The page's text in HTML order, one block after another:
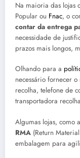
Na maioria das lojas
Popular ou Fnac, o
contar da entrega
necessidade de
prazos mais longos,
Olhando para a
necessário fornecer
recolha, telefone de
transportadora
Algumas lojas, como
RMA (Return
embalagem para